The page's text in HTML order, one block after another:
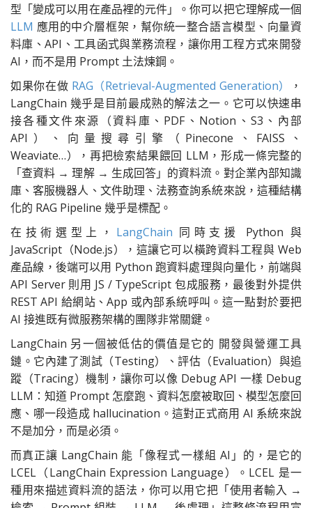
型「變成可以用在產品裡的元件」。你可以把它理解成一個
LLM 應用的中介層框架，幫你統一整合語言模型、向量資
料庫、API、工具函式與業務流程，讓你用工程方式來開發
AI，而不是用 Prompt 土法煉鋼。
如果你在做 RAG（Retrieval-Augmented Generation）
，
LangChain 幾乎是目前最成熟的解法之一。它可以快速串
接各種文件來源（資料庫、PDF、Notion、S3、內部
API）、向量搜尋引擎（Pinecone、FAISS、
Weaviate…），再把檢索結果餵回 LLM，形成一條完整的
「查資料 → 理解 → 生成回答」的資料流。對企業內部知識
庫、客服機器人、文件助理、法務查詢系統來說，這種結構
化的 RAG Pipeline 幾乎是標配。
在技術選型上， LangChain 同時支援 Python 與
JavaScript（Node.js），這讓它可以橫跨資料工程與 Web
產品線，後端可以用 Python 跑資料處理與向量化，前端與
API Server 則用 JS / TypeScript 包成服務，最後對外提供
REST API 給網站、App 或內部系統呼叫。這一點對於要把
AI 接進既有微服務架構的團隊非常關鍵。
LangChain 另一個被低估的價值是它的 開發與營運工具
鏈。它內建了測試（Testing）、評估（Evaluation）與追
蹤（Tracing）機制，讓你可以像 Debug API 一樣 Debug
LLM：知道 Prompt 怎麼跑、資料怎麼被取回、模型怎麼回
應、哪一段造成 hallucination。這對正式商用 AI 系統來說
不是加分，而是必須。
而真正讓 LangChain 能「像程式一樣組 AI」的，是它的
LCEL（LangChain Expression Language）。LCEL 是一
種用來描述資料流的語法，你可以用它把「使用者輸入 →